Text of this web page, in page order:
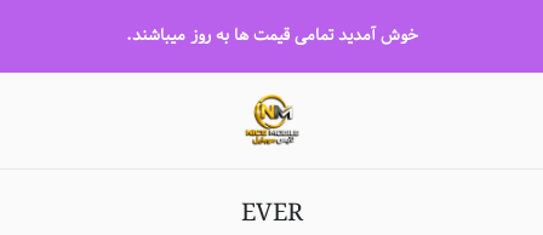
خوش آمدید تمامی قیمت ها به روز میباشند.
EVER